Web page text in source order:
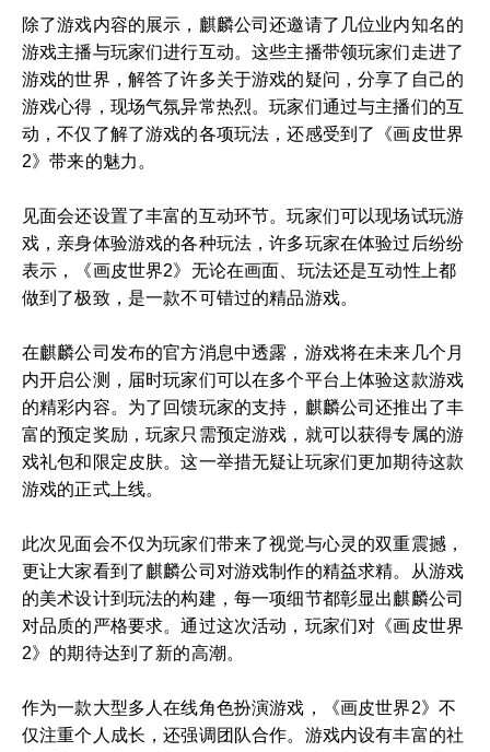
除了游戏内容的展示，麒麟公司还邀请了几位业内知名的
游戏主播与玩家们进行互动。这些主播带领玩家们走进了
游戏的世界，解答了许多关于游戏的疑问，分享了自己的
游戏心得，现场气氛异常热烈。玩家们通过与主播们的互
动，不仅了解了游戏的各项玩法，还感受到了《画皮世界
2》带来的魅力。
见面会还设置了丰富的互动环节。玩家们可以现场试玩游
戏，亲身体验游戏的各种玩法，许多玩家在体验过后纷纷
表示，《画皮世界2》无论在画面、玩法还是互动性上都
做到了极致，是一款不可错过的精品游戏。
在麒麟公司发布的官方消息中透露，游戏将在未来几个月
内开启公测，届时玩家们可以在多个平台上体验这款游戏
的精彩内容。为了回馈玩家的支持，麒麟公司还推出了丰
富的预定奖励，玩家只需预定游戏，就可以获得专属的游
戏礼包和限定皮肤。这一举措无疑让玩家们更加期待这款
游戏的正式上线。
此次见面会不仅为玩家们带来了视觉与心灵的双重震撼，
更让大家看到了麒麟公司对游戏制作的精益求精。从游戏
的美术设计到玩法的构建，每一项细节都彰显出麒麟公司
对品质的严格要求。通过这次活动，玩家们对《画皮世界
2》的期待达到了新的高潮。
作为一款大型多人在线角色扮演游戏，《画皮世界2》不
仅注重个人成长，还强调团队合作。游戏内设有丰富的社